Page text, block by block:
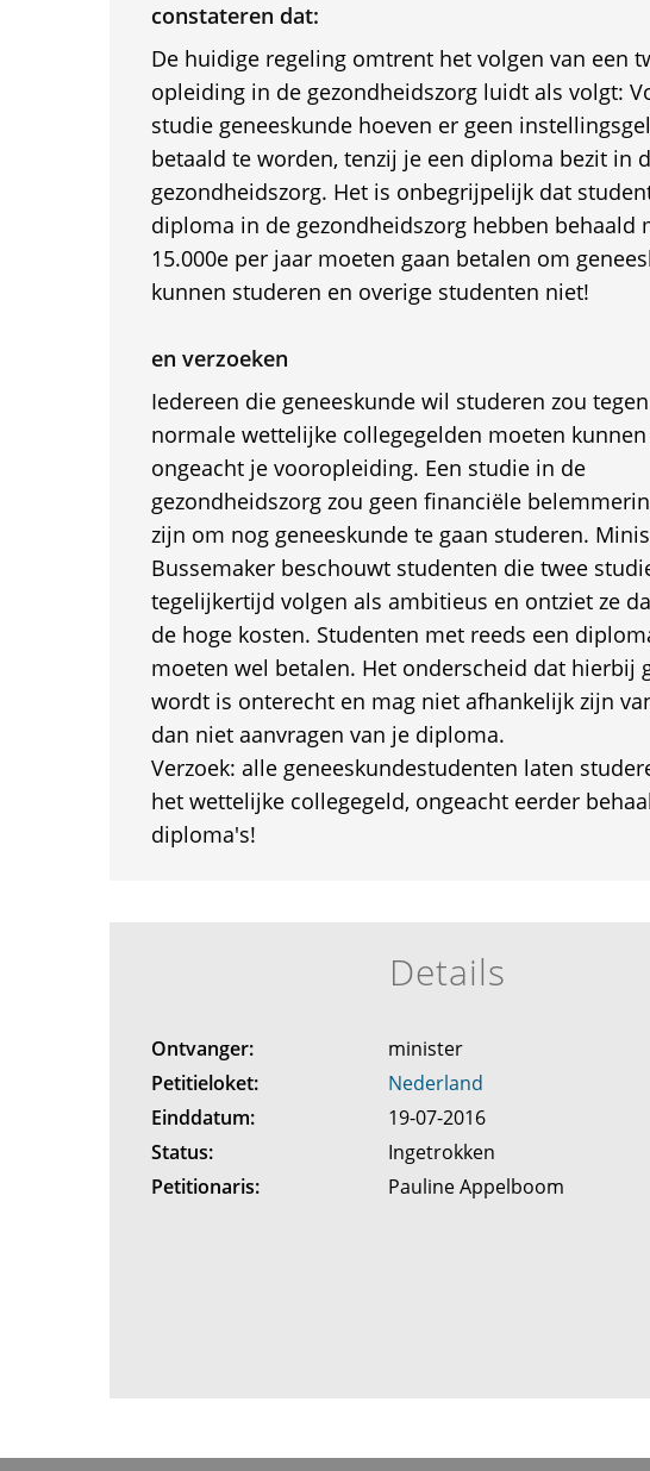
constateren dat:
De huidige regeling omtrent het volgen van een
opleiding in de gezondheidszorg luidt als volgt:
studie geneeskunde hoeven er geen
betaald te worden, tenzij je een diploma bezit in
gezondheidszorg. Het is onbegrijpelijk dat
diploma in de gezondheidszorg hebben behaald
15.000e per jaar moeten gaan betalen om
kunnen studeren en overige studenten niet!
en verzoeken
Iedereen die geneeskunde wil studeren zou
normale wettelijke collegegelden moeten
ongeacht je vooropleiding. Een studie in de
gezondheidszorg zou geen financiële
zijn om nog geneeskunde te gaan studeren.
Bussemaker beschouwt studenten die twee
tegelijkertijd volgen als ambitieus en ontziet ze
de hoge kosten. Studenten met reeds een
moeten wel betalen. Het onderscheid dat hierbij
wordt is onterecht en mag niet afhankelijk zijn
dan niet aanvragen van je diploma.
Verzoek: alle geneeskundestudenten laten
het wettelijke collegegeld, ongeacht eerder
diploma's!
Details
Ontvanger:
minister
Petitieloket:
Nederland
Einddatum:
19-07-2016
Status:
Ingetrokken
Petitionaris:
Pauline Appelboom